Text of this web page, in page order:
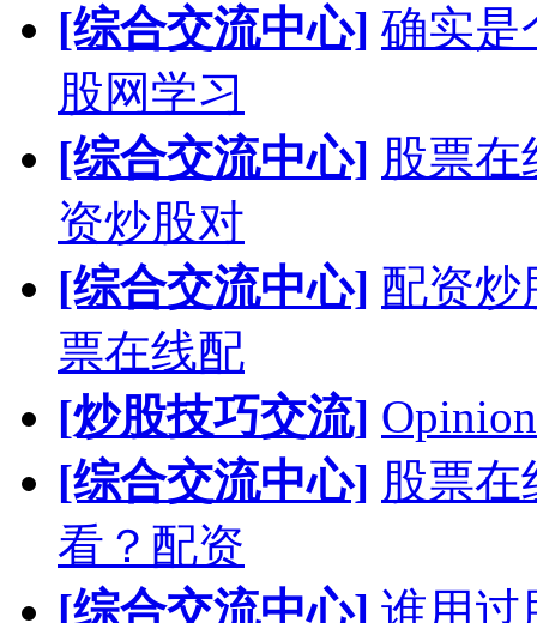
[综合交流中心] 确实是
股网学习
[综合交流中心] 股票
资炒股对
[综合交流中心] 配资炒
票在线配
[炒股技巧交流]
[综合交流中心] 股票
看？配资
[综合交流中心] 谁用过